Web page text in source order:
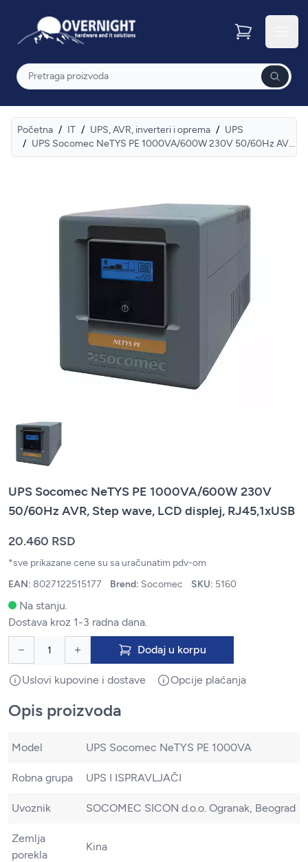
Overnight
Pretraga
Početna / IT / UPS, AVR, inverteri i oprema / UPS
/
UPS Socomec NeTYS PE 1000VA/600W 230V 50/60Hz AVR, Step wave, LCD displej, RJ45,1xUSB
UPS Socomec NeTYS PE 1000VA/600W 230V
50/60Hz AVR, Step wave, LCD displej, RJ45,1xUSB
20.460 RSD
*sve prikazane cene su sa uračunatim pdv-om
EAN: 8027122515177 Brend: Socomec SKU: 5160
Na stanju.
Dostava kroz 1-3 radna dana.
Dodaj u korpu
Uslovi kupovine i dostave Opcije plaćanja
Opis proizvoda
Model UPS Socomec NeTYS PE 1000VA
Robna grupa UPS I ISPRAVLJAČI
Uvoznik SOCOMEC SICON d.o.o. Ogranak, Beograd
Zemlja
porekla
Kina